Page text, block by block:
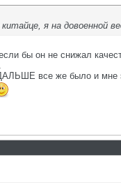
я на довоенной
бы он не снижал
все же было и мне